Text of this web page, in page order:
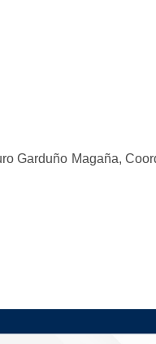
Garduño Magaña,